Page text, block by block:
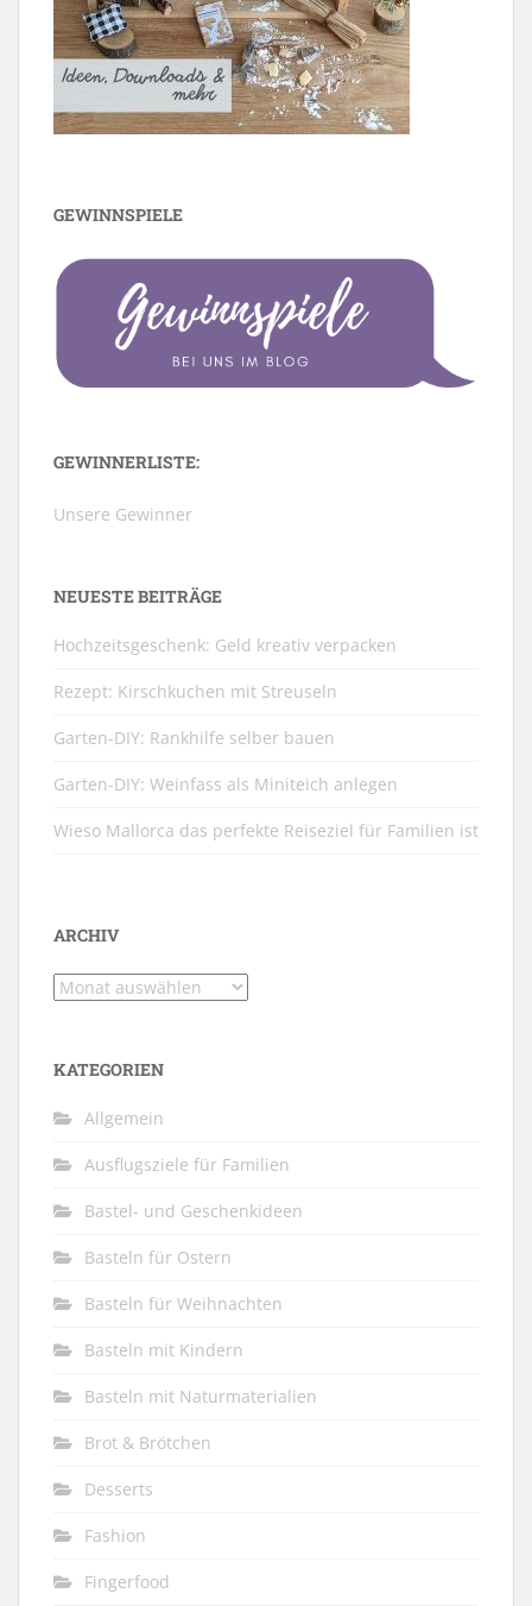
GEWINNSPIELE
GEWINNERLISTE:
Unsere Gewinner
NEUESTE BEITRÄGE
Hochzeitsgeschenk: Geld kreativ verpacken
Rezept: Kirschkuchen mit Streuseln
Garten-DIY: Rankhilfe selber bauen
Garten-DIY: Weinfass als Miniteich anlegen
Wieso Mallorca das perfekte Reiseziel für Familien ist
ARCHIV
Archiv
KATEGORIEN
Allgemein
Ausflugsziele für Familien
Bastel- und Geschenkideen
Basteln für Ostern
Basteln für Weihnachten
Basteln mit Kindern
Basteln mit Naturmaterialien
Brot & Brötchen
Desserts
Fashion
Fingerfood